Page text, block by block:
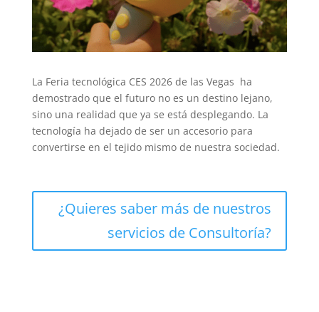
La Feria tecnológica CES 2026 de las Vegas ha
demostrado que el futuro no es un destino lejano,
sino una realidad que ya se está desplegando. La
tecnología ha dejado de ser un accesorio para
convertirse en el tejido mismo de nuestra sociedad.
¿Quieres saber más de nuestros
servicios de Consultoría?